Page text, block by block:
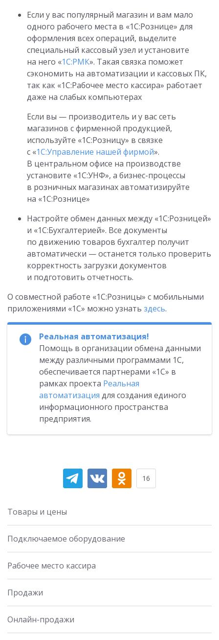
Если у вас популярный магазин и вам мало
одного рабочего места в «1С:Рознице» для
оформления всех операций, выделите
специальный кассовый узел и установите
на него «1С:РМК». Такая связка поможет
сэкономить на автоматизации и кассовых ПК,
так как «1С:Рабочее место кассира» работает
даже на слабых компьютерах
Если вы — производитель и у вас сеть
магазинов с фирменной продукцией,
используйте «1С:Розницу» в связке
с «1С:Управление нашей фирмой».
В центральном офисе на производстве
установите «1С:УНФ», а бизнес-процессы
в розничных магазинах автоматизируйте
на «1С:Рознице»
Настройте обмен данных между «1С:Розницей»
и «1С:Бухгалтерией». Все документы
по движению товаров бухгалтер получит
автоматически — останется только проверить
корректность загрузки документов
и подготовить отчетность.
О совместной работе «1С:Розницы» с мобильными
приложениями «1С» можно узнать здесь.
Реальная автоматизация!
Помощь в организации обмена данными
между различными программами 1С,
обеспечивается партнерами «1С» в
рамках проекта Реальная
автоматизация для создания единого
информационного пространства
предприятия.
16
Товары и цены
Подключаемое оборудование
Рабочее место кассира
Продажи
Онлайн-продажи